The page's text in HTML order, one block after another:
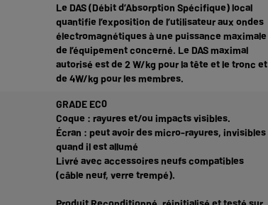
Le DAS (Débit d’Absorption Spécifique) local
quantifie l’exposition de l’utilisateur aux ondes
électromagnétiques à une puissance maximale
de l’équipement concerné. Le DAS maximal
autorisé est de 2 W/kg pour la tête et le tronc et
de 4W/kg pour les membres.
GRADE EC0
Coque : rayures et/ou impacts visibles.
Écran : peut avoir des micro-rayures, invisibles
quand il est allumé
Livré avec accessoires neufs compatibles
(câble neuf, verre trempé).